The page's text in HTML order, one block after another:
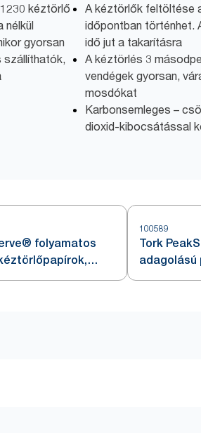
kéztörlő
nélkül
gyorsan
szállíthatók,
A kéztörlők feltöltése
időpontban történhet.
idő jut a takarításra
A kéztörlés 3
vendégek gyorsan,
mosdókat
Karbonsemleges –
dioxid-kibocsátással
folyamatos
100589
Tork
adagolású
fehér, H5